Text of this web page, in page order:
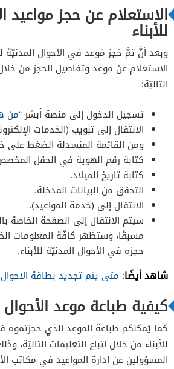
الاستعلام عن حجز مواعيد
للأبناء
وبعد أنَّ تمَّ حَجز مَوعد في الأحوال المدنيّة
الاستعلام عن موعد وتفاصيل الحجز من خلال
التاليّة:
تسجيل الدخول إلى منصة أبشر “من
الانتقال إلى تبويب (الخدمات
ومن القائمة المنسدلة الضغط على
كتابة رقم الهوية في الحقل
كتابة تاريخ الميلاد.
التحقق من البيانات المدخلة.
الانتقال إلى (خدمة المواعيد).
سيتم الانتقال إلى الصفحة الخاصة
مسبقًا، وستظهر كافّة المعلومات
حجزه في الأحوال المدنيّة للأبناء.
شاهد أيضًا: متى يتم تجديد بطاقة
كيفية طباعة موعد الأحوال
كما يُمكنكم طباعة الموعد الذي حجزتموه
للأبناء من خلال اتباع التعليمات
المسؤولين عن إدارة المواعيد في مكاتب